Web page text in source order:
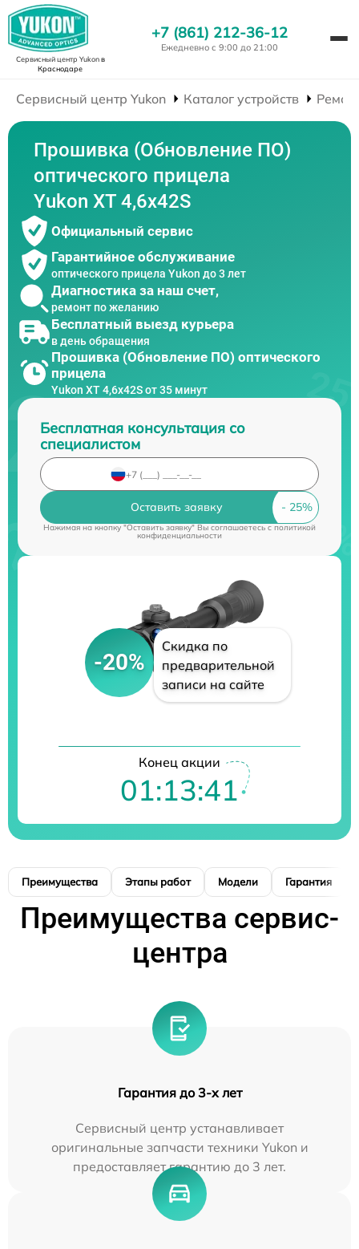
Сервисный центр Yukonв
Краснодаре
+7 (861) 212-36-12
Ежедневно с 9:00 до 21:00
Сервисный центр Yukon Каталог устройств
Прошивка (Обновление ПО)
оптического прицела
Yukon XT 4,6x42S
Официальный сервис
Гарантийное обслуживание
оптического прицела Yukon до 3 лет
Диагностика за наш счет,
ремонт по желанию
Бесплатный выезд курьера
в день обращения
Прошивка (Обновление ПО) оптического
прицела
Yukon XT 4,6x42S от 35 минут
Бесплатная консультация со
специалистом
Оставить заявку
Нажимая на кнопку "Оставить заявку" Вы соглашаетесь cполитикой
конфиденциальности
-20%
Скидка по
предварительной
записи на сайте
Конец акции
01:13:39
Преимущества Этапы работ Модели Гарантия
Преимущества сервис-
центра
Гарантия до 3-х лет
Сервисный центр устанавливает
оригинальные запчасти техники Yukon и
предоставляет гарантию до 3 лет.